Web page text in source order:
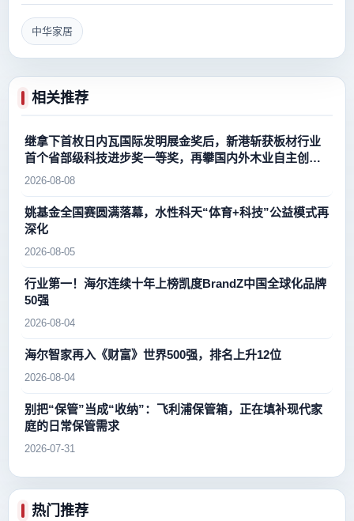
中华家居
相关推荐
继拿下首枚日内瓦国际发明展金奖后，新港斩获板材行业
首个省部级科技进步奖一等奖，再攀国内外木业自主创新
新高峰
2026-08-08
姚基金全国赛圆满落幕，水性科天“体育+科技”公益模式再
深化
2026-08-05
行业第一！海尔连续十年上榜凯度BrandZ中国全球化品牌
50强
2026-08-04
海尔智家再入《财富》世界500强，排名上升12位
2026-08-04
别把“保管”当成“收纳”：飞利浦保管箱，正在填补现代家
庭的日常保管需求
2026-07-31
热门推荐